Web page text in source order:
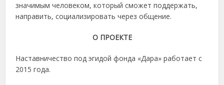
значимым человеком, который сможет поддержать,
направить, социализировать через общение.
О ПРОЕКТЕ
Наставничество под эгидой фонда «Дара» работает с
2015 года.